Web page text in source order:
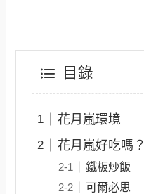
目錄
花月嵐環境
花月嵐好吃嗎？
鐵板炒飯
可爾必思